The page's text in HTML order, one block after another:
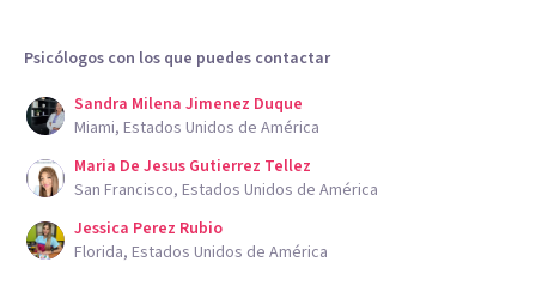
Psicólogos con los que puedes contactar
Sandra Milena Jimenez Duque
Miami, Estados Unidos de América
Maria De Jesus Gutierrez Tellez
San Francisco, Estados Unidos de América
Jessica Perez Rubio
Florida, Estados Unidos de América